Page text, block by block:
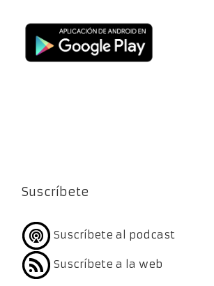
Suscríbete
Suscríbete al podcast
Suscríbete a la web